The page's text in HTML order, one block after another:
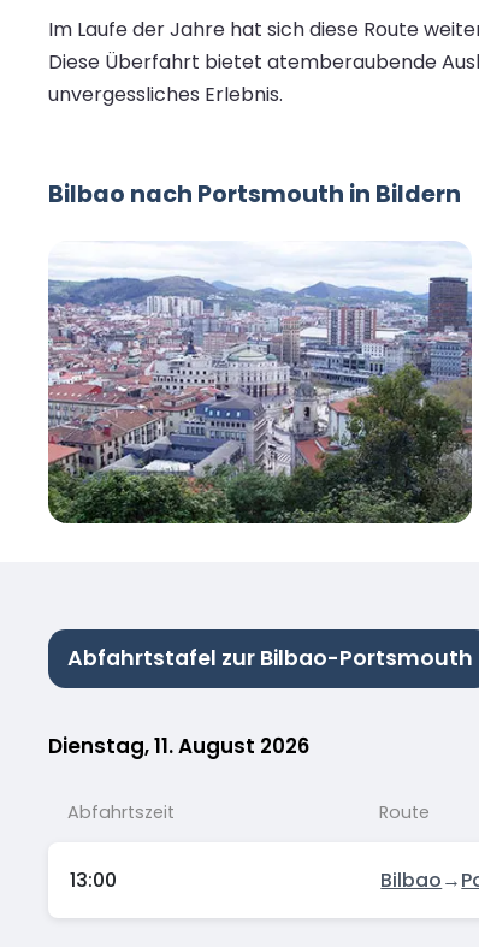
Im Laufe der Jahre hat sich diese Route
Diese Überfahrt bietet atemberaubende
unvergessliches Erlebnis.
Bilbao nach Portsmouth in Bildern
Abfahrtstafel zur Bilbao-Portsmouth
Dienstag, 11. August 2026
Abfahrtszeit Route
13:00 Bilbao→